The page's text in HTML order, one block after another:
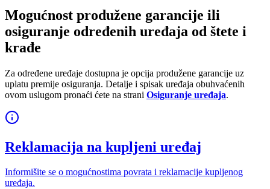
Mogućnost produžene garancije ili
osiguranje određenih uređaja od štete i
krađe
Za određene uređaje dostupna je opcija produžene garancije uz
uplatu premije osiguranja. Detalje i spisak uređaja obuhvaćenih
ovom uslugom pronaći ćete na strani Osiguranje uređaja.
Reklamacija na kupljeni uređaj
Informišite se o mogućnostima povrata i reklamacije kupljenog
uređaja.